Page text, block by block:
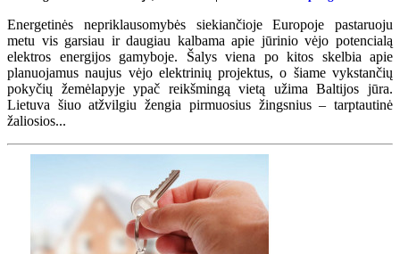
Energetinės nepriklausomybės siekiančioje Europoje pastaruoju
metu vis garsiau ir daugiau kalbama apie jūrinio vėjo potencialą
elektros energijos gamyboje. Šalys viena po kitos skelbia apie
planuojamus naujus vėjo elektrinių projektus, o šiame vykstančių
pokyčių žemėlapyje ypač reikšmingą vietą užima Baltijos jūra.
Lietuva šiuo atžvilgiu žengia pirmuosius žingsnius – tarptautinė
žaliosios...